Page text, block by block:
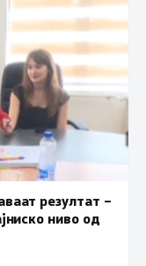
резултат –
ниво од